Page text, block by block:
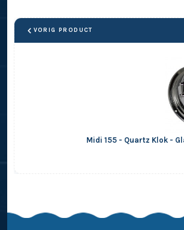
VORIG PRODUCT
Midi 155 - Quartz Klok -